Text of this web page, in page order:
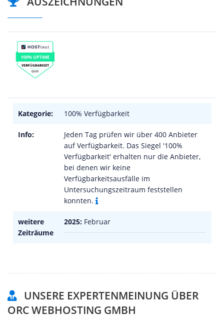
Kategorie: 100% Verfügbarkeit
Info:
Jeden Tag prüfen wir über 400 Anbieter
auf Verfügbarkeit. Das Siegel '100%
Verfügbarkeit' erhalten nur die Anbieter,
bei denen wir keine
Verfügbarkeitsausfälle im
Untersuchungszeitraum feststellen
konnten.
weitere
Zeiträume
2025: Februar
UNSERE EXPERTENMEINUNG ÜBER
ORC WEBHOSTING GMBH